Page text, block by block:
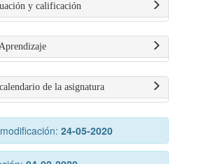
y calificación
de la asignatura
24-05-2020